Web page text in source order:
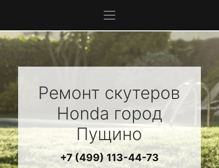
Ремонт скутеров
Honda город
Пущино
+7 (499) 113-44-73